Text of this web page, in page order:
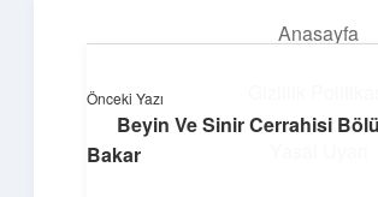
Anasayfa
Önceki Yazı
Beyin Ve Sinir Cerrahisi
Bakar